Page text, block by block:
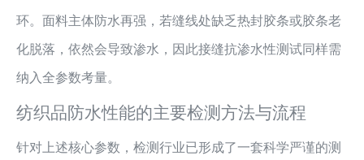
环。面料主体防水再强，若缝线处缺乏热封胶条或胶条老
化脱落，依然会导致渗水，因此接缝抗渗水性测试同样需
纳入全参数考量。
纺织品防水性能的主要检测方法与流程
针对上述核心参数，检测行业已形成了一套科学严谨的测